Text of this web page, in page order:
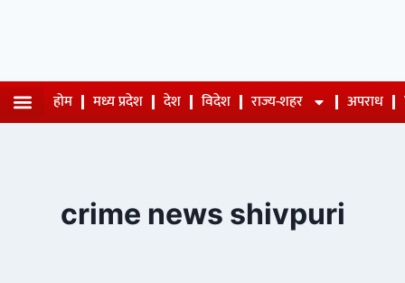
होम मध्य प्रदेश देश विदेश राज्य-शहर अपराध
crime news shivpuri